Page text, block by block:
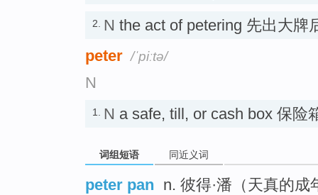
2. N the act of petering 先出大牌
peter /ˈpiːtə/
N
1. N a safe, till, or cash box 保险
词组短语 同近义词
peter pan n. 彼得·潘（天真的成